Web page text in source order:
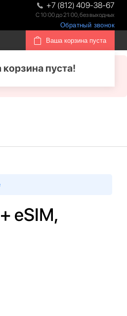
+7 (812) 409-38-67
С 10:00 до 21:00, без выходных
Обратный звонок
Ваша корзина пуста
пуста!
eSIM,